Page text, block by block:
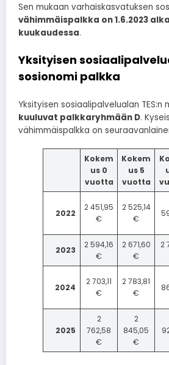
Sen mukaan varhaiskasvatuksen
vähimmäispalkka on 1.6.2023
kuukaudessa.
Yksityisen
sosionomi palkka
Yksityisen sosiaalipalvelualan TES:n
kuuluvat palkkaryhmään D.
vähimmäispalkka on
Kokem
us 0
vuotta
Kokem
us 5
vuotta
2022
2 451,95
€
2 525,14
€
2023
2 594,16
€
2 671,60
€
2
2024
2 703,11
€
2 783,81
€
2025
2
762,58
€
2
845,05
€